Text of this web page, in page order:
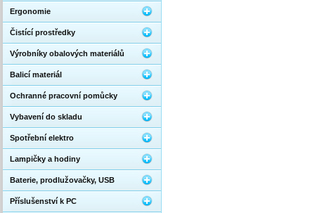
Ergonomie
Čistící prostředky
Výrobníky obalových materiálů
Balicí materiál
Ochranné pracovní pomůcky
Vybavení do skladu
Spotřební elektro
Lampičky a hodiny
Baterie, prodlužovačky, USB
Příslušenství k PC